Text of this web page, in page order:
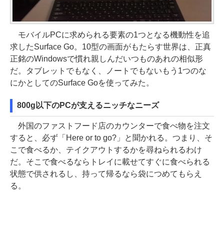
モバイルPCに求められる要素の1つとなる機動性を追
求したSurface Go。10型の画面がもたらす世界は、正真
正銘のWindowsで慣れ親しんだいつものあれの相似形
だ。タブレットでもなく、ノートでもないもう1つのな
にかとしてのSurface Goを使ってみた。
800g以下のPCが支えるニッチなニーズ
外国のファストフード店のカウンターで食べ物を注文
すると、必ず「Here or to go?」と聞かれる。つまり、そ
こで食べるか、テイクアウトするかを尋ねられるわけ
だ。そこで食べるならトレイに載せてすぐに食べられる
状態で供されるし、持って帰るなら袋につめてもらえ
る。